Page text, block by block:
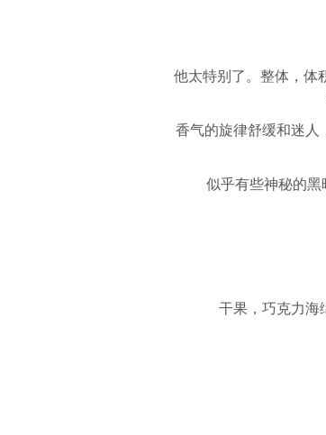
他太特别了。整体，体
香气的旋律舒缓和迷人
似乎有些神秘的黑
干果，巧克力海